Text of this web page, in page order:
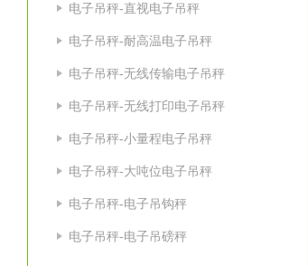
电子吊秤-直视电子吊秤
电子吊秤-耐高温电子吊秤
电子吊秤-无线传输电子吊秤
电子吊秤-无线打印电子吊秤
电子吊秤-小量程电子吊秤
电子吊秤-大吨位电子吊秤
电子吊秤-电子吊钩秤
电子吊秤-电子吊磅秤